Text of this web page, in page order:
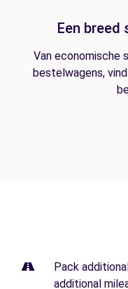
Een breed
Van economische
bestelwagens,
Pack
additional